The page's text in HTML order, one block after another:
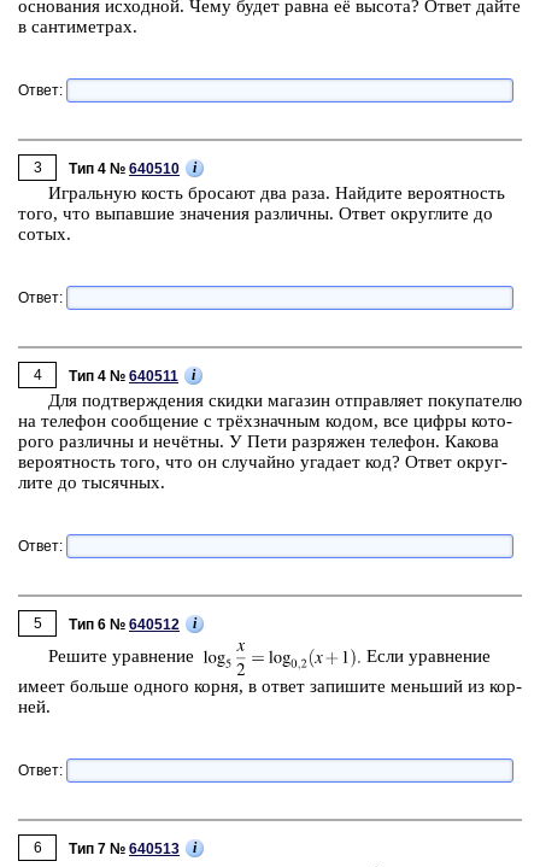
ос­но­ва­ния ис­ход­ной. Чему будет равна её вы­со­та? Ответ дайте
в сан­ти­мет­рах.
Ответ:
3 Тип 4 № 640510 i
Иг­раль­ную кость бро­са­ют два раза. Най­ди­те ве­ро­ят­ность
того, что вы­пав­шие зна­че­ния раз­лич­ны. Ответ округ­ли­те до
сотых.
Ответ:
4 Тип 4 № 640511 i
Для под­твер­жде­ния скид­ки ма­га­зин от­прав­ля­ет по­ку­па­те­лю
на те­ле­фон со­об­ще­ние с трёхзнач­ным кодом, все цифры ко­то­
ро­го раз­лич­ны и нечётны. У Пети раз­ря­жен те­ле­фон. Ка­ко­ва
ве­ро­ят­ность того, что он слу­чай­но уга­да­ет код? Ответ округ­
ли­те до ты­сяч­ных.
Ответ:
5 Тип 6 № 640512 i
Ре­ши­те урав­не­ние
Если урав­не­ние
имеет боль­ше од­но­го корня, в ответ за­пи­ши­те мень­ший из кор­
ней.
Ответ:
6 Тип 7 № 640513 i